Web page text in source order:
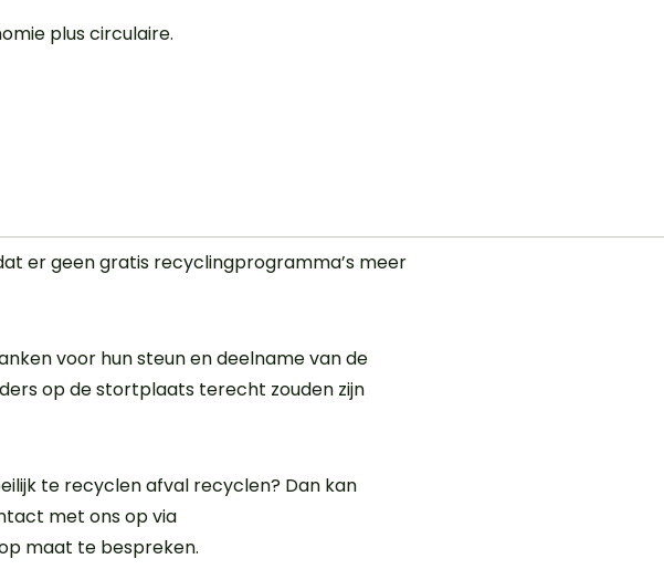
plus circulaire.
er geen gratis recyclingprogramma’s meer
voor hun steun en deelname van de
op de stortplaats terecht zouden zijn
te recyclen afval recyclen? Dan kan
met ons op via
maat te bespreken.